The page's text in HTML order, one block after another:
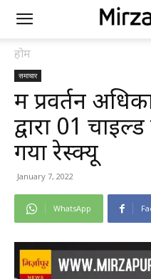
होम
समाचार
श्रम प्रवर्तन
द्वारा 01
गया रेस्क्यू
January 7, 2022
WhatsApp